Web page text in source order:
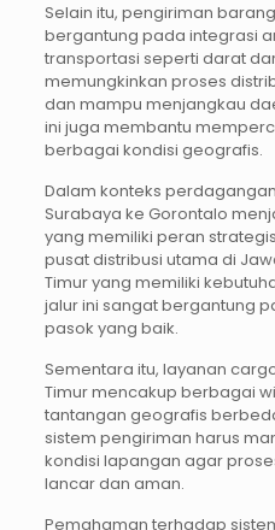
Selain itu, pengiriman
bergantung pada integrasi
transportasi seperti darat
memungkinkan proses
dan mampu menjangkau
ini juga membantu
berbagai kondisi geografis.
Dalam konteks
Surabaya ke Gorontalo
yang memiliki peran
pusat distribusi utama di
Timur yang memiliki
jalur ini sangat bergantung
pasok yang baik.
Sementara itu, layanan
Timur mencakup berbagai
tantangan geografis
sistem pengiriman harus
kondisi lapangan agar
lancar dan aman.
Pemahaman terhadap